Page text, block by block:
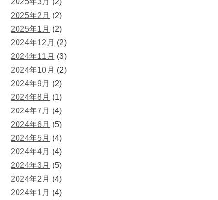
2025年3月 (2)
2025年2月 (2)
2025年1月 (2)
2024年12月 (2)
2024年11月 (3)
2024年10月 (2)
2024年9月 (2)
2024年8月 (1)
2024年7月 (4)
2024年6月 (5)
2024年5月 (4)
2024年4月 (4)
2024年3月 (5)
2024年2月 (4)
2024年1月 (4)